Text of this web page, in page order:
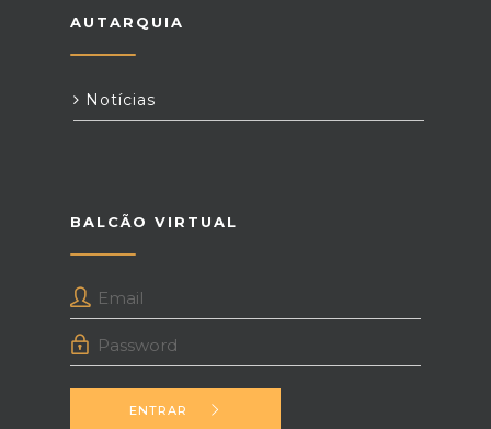
AUTARQUIA
Notícias
BALCÃO VIRTUAL
ENTRAR